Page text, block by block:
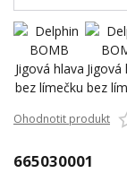
Ohodnotit produkt
665030001